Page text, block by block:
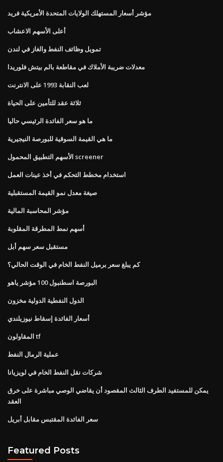
مؤشر أسعار المستهلك الولايات المتحدة الأمريكية فريد
أعلى الأسهم الاعشاب
تمويل وظائف النفط والغاز في لندن
معدلات ضريبة الأملاك في مقاطعة بالم بيتش فلوريدا
لعب النقابة 1993 على الانترنت
ثلاثة عقد للتأمين على الحياة
ما هو سعر الفائدة الرئيسي حاليا
ما هي القيمة السوقية للبورصة النيجيرية
الأسهم التطبيق المحمول screener
استخدام مخطط التحكم في أخذ عينات العمل
صيغة معدل نمو القيمة المستقبلية
مؤشر المحاسبة المالية
أسهم نمط المطرقة المقلوبة
مستقبل سعر سهم أبل
كم يبلغ سعر برميل النفط الخام في الوقت الحالي؟
البورصة اسطنبول 100 مؤشر ياهو
الدول النفطية الدولية مخزون
أسعار الفائدة إسقاط نيوزيلندي
المقاولون tf
عملية الرمال النفط
شركات نقل النفط الخام في لويزيانا
يمكن للمستفيد الطرف الثالث المقصود أن يقاضي الوصي مباشرة على خرق
العقد
سعر الفائدة المقتبس مقابل أبريل
Featured Posts